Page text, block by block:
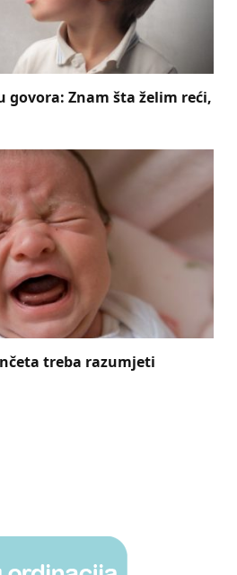
govora: Znam šta želim reći,
treba razumjeti